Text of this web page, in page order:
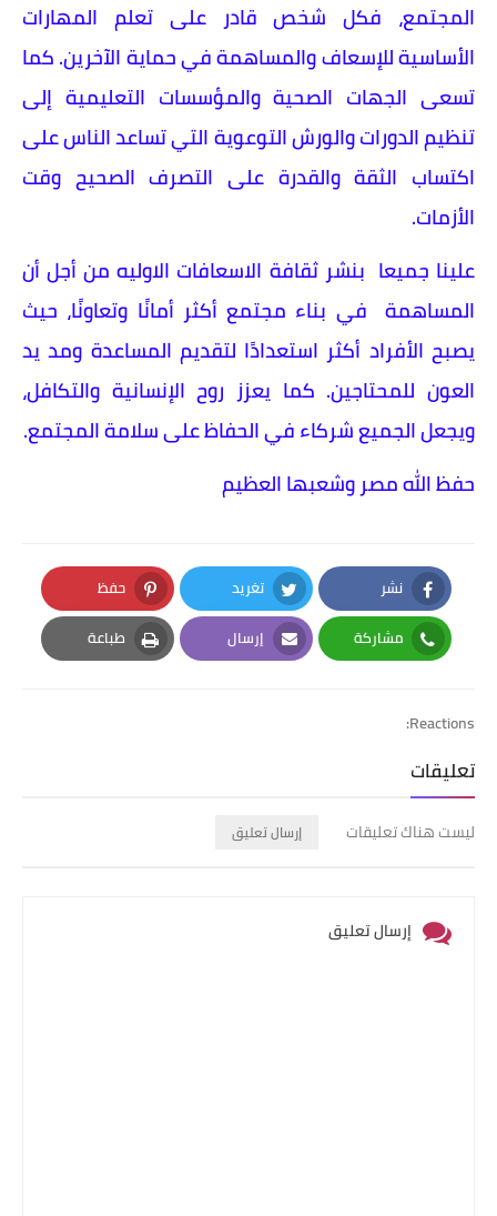
المجتمع، فكل شخص قادر على تعلم المهارات
الأساسية للإسعاف والمساهمة في حماية الآخرين. كما
تسعى الجهات الصحية والمؤسسات التعليمية إلى
تنظيم الدورات والورش التوعوية التي تساعد الناس على
اكتساب الثقة والقدرة على التصرف الصحيح وقت
الأزمات.
علينا جميعا بنشر ثقافة الاسعافات الاوليه من أجل أن
المساهمة في بناء مجتمع أكثر أمانًا وتعاونًا، حيث
يصبح الأفراد أكثر استعدادًا لتقديم المساعدة ومد يد
العون للمحتاجين. كما يعزز روح الإنسانية والتكافل،
ويجعل الجميع شركاء في الحفاظ على سلامة المجتمع.
حفظ الله مصر وشعبها العظيم
نشر
Facebook
تغريد
Twitter
حفظ
Pinterest
مشاركة
Whatsapp
إرسال
Email
طباعة
Print
Reactions:
تعليقات
ليست هناك تعليقات إرسال تعليق
إرسال تعليق